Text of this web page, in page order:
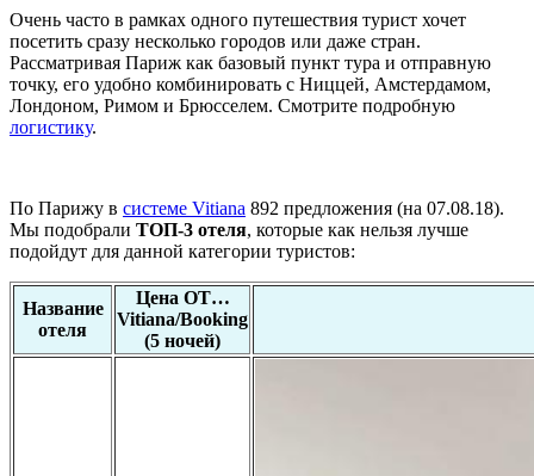
Очень часто в рамках одного путешествия турист хочет
посетить сразу несколько городов или даже стран.
Рассматривая Париж как базовый пункт тура и отправную
точку, его удобно комбинировать с Ниццей, Амстердамом,
Лондоном, Римом и Брюсселем. Смотрите подробную
логистику.
По Парижу в системе Vitiana 892 предложения (на 07.08.18).
Мы подобрали ТОП-3 отеля, которые как нельзя лучше
подойдут для данной категории туристов:
Название
отеля
Цена ОТ…
Vitiana/Booking
(5 ночей)